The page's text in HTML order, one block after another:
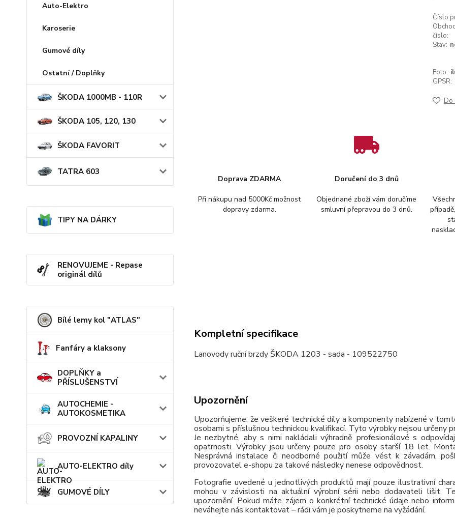
Auto-Elektro
Karoserie
Gumové díly
Ostatní / Doplňky
ŠKODA 1000MB - 110R
ŠKODA 105, 120, 130
ŠKODA FAVORIT
TATRA 603
TIPY NA DÁRKY
RENOVUJEME - Repase
originál dílů
Bílé lemy kol "ATLAS"
Fanfáry a klaksony
DOPLŇKY a
PŘÍSLUŠENSTVÍ
AUTOCHEMIE -
AUTOKOSMETIKA
PROVOZNÍ KAPALINY
AUTO-ELEKTRO díly
GUMOVÉ DÍLY
Číslo
číslo:
Stav:
Foto:
GPSR:
Do
Doprava ZDARMA
Při nákupu nad 5000Kč možnost
dopravy zdarma.
Doručení do 3 dnů
Objednané zboží vám doručíme
smluvní přepravou do 3 dnů.
Kompletní specifikace
Lanovody ruční brzdy ŠKODA 1203 - sada - 109522750
Upozornění
Upozorňujeme, že veškeré technické díly a komponenty nabízené v
osobami s příslušnou technickou kvalifikací. Tyto výrobky nejsou určeny
Je nezbytné, aby s nimi nakládali výhradně profesionálové s
opatrnosti. Výrobky jsou určeny pouze pro osoby starší 18 let.
Nesprávná instalace či neodborné použití může vést k závadám,
provozovatel e-shopu za takové následky nenese odpovědnost.
Fotografie uvedené u jednotlivých produktů mají pouze ilustrativní
mohou v závislosti na aktuální výrobní sérii nebo dodavateli lišit.
upozornění. Pokud máte zájem o konkrétní technické údaje nebo
neváhejte nás kontaktovat – rádi vám je poskytneme na vyžádání.